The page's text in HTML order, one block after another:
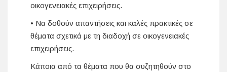
οικογενειακές επιχειρήσεις.
• Να δοθούν απαντήσεις και καλές πρακτικές σε
θέματα σχετικά με τη διαδοχή σε οικογενειακές
επιχειρήσεις.
Κάποια από τα θέματα που θα συζητηθούν στο